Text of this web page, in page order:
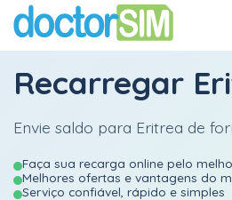
Recarregar
Envie saldo para Eritrea de
Faça sua recarga online pelo
Melhores ofertas e vantagens do
Serviço confiável, rápido e simples